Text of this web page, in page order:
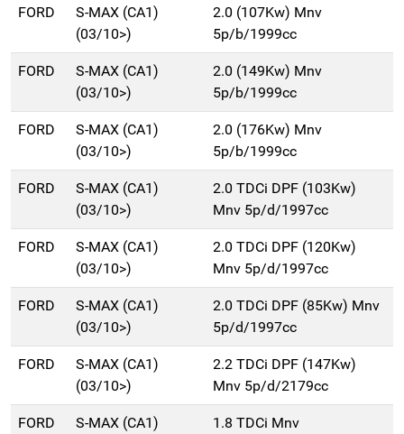
FORD
S-MAX (CA1)
(03/10>)
2.0 (107Kw) Mnv
5p/b/1999cc
FORD
S-MAX (CA1)
(03/10>)
2.0 (149Kw) Mnv
5p/b/1999cc
FORD
S-MAX (CA1)
(03/10>)
2.0 (176Kw) Mnv
5p/b/1999cc
FORD
S-MAX (CA1)
(03/10>)
2.0 TDCi DPF (103Kw)
Mnv 5p/d/1997cc
FORD
S-MAX (CA1)
(03/10>)
2.0 TDCi DPF (120Kw)
Mnv 5p/d/1997cc
FORD
S-MAX (CA1)
(03/10>)
2.0 TDCi DPF (85Kw) Mnv
5p/d/1997cc
FORD
S-MAX (CA1)
(03/10>)
2.2 TDCi DPF (147Kw)
Mnv 5p/d/2179cc
FORD
S-MAX (CA1)
1.8 TDCi Mnv